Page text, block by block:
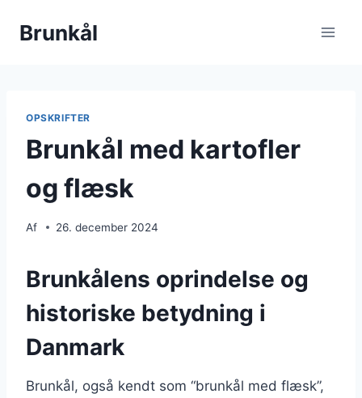
Brunkål
OPSKRIFTER
Brunkål med kartofler
og flæsk
Af 26. december 2024
Brunkålens oprindelse og
historiske betydning i
Danmark
Brunkål, også kendt som “brunkål med flæsk”,